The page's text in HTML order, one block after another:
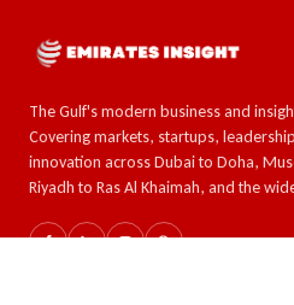
The Gulf's modern business and
Covering markets, startups,
innovation across Dubai to Doha,
Riyadh to Ras Al Khaimah, and the